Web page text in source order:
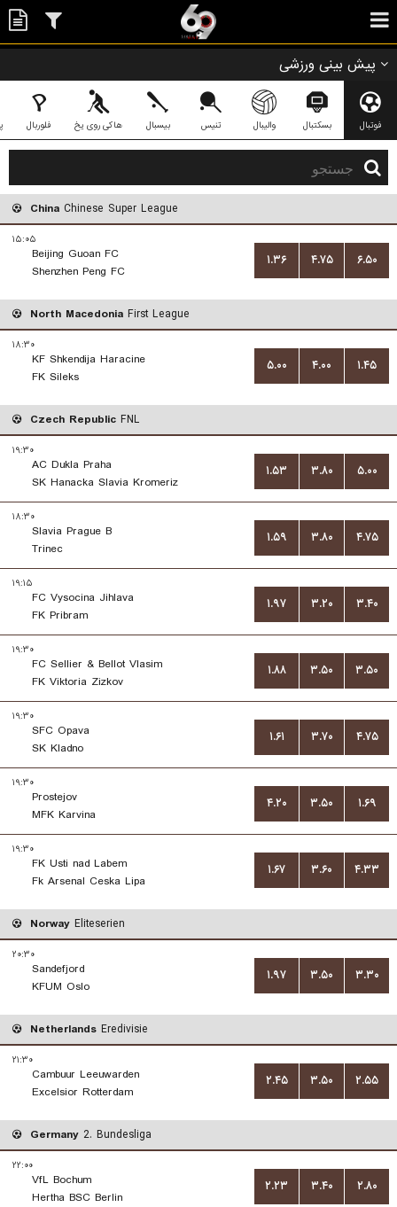
پیش بینی ورزشی
فوتبال بسکتبال والیبال تنیس بیسبال هاکی روی یخ فلوربال
China Chinese Super League
۱۵:۰۵
Beijing Guoan FC
Shenzhen Peng FC
۱.۳۶ ۴.۷۵ ۶.۵۰
North Macedonia First League
۱۸:۳۰
KF Shkendija Haracine
FK Sileks
۵.۰۰ ۴.۰۰ ۱.۴۵
Czech Republic FNL
۱۹:۳۰
AC Dukla Praha
SK Hanacka Slavia Kromeriz
۱.۵۳ ۳.۸۰ ۵.۰۰
۱۸:۳۰
Slavia Prague B
Trinec
۱.۵۹ ۳.۸۰ ۴.۷۵
۱۹:۱۵
FC Vysocina Jihlava
FK Pribram
۱.۹۷ ۳.۲۰ ۳.۴۰
۱۹:۳۰
FC Sellier & Bellot Vlasim
FK Viktoria Zizkov
۱.۸۸ ۳.۵۰ ۳.۵۰
۱۹:۳۰
SFC Opava
SK Kladno
۱.۶۱ ۳.۷۰ ۴.۷۵
۱۹:۳۰
Prostejov
MFK Karvina
۴.۲۰ ۳.۵۰ ۱.۶۹
۱۹:۳۰
FK Usti nad Labem
Fk Arsenal Ceska Lipa
۱.۶۷ ۳.۶۰ ۴.۳۳
Norway Eliteserien
۲۰:۳۰
Sandefjord
KFUM Oslo
۱.۹۷ ۳.۵۰ ۳.۳۰
Netherlands Eredivisie
۲۱:۳۰
Cambuur Leeuwarden
Excelsior Rotterdam
۲.۴۵ ۳.۵۰ ۲.۵۵
Germany 2. Bundesliga
۲۲:۰۰
VfL Bochum
Hertha BSC Berlin
۲.۲۳ ۳.۴۰ ۲.۸۰